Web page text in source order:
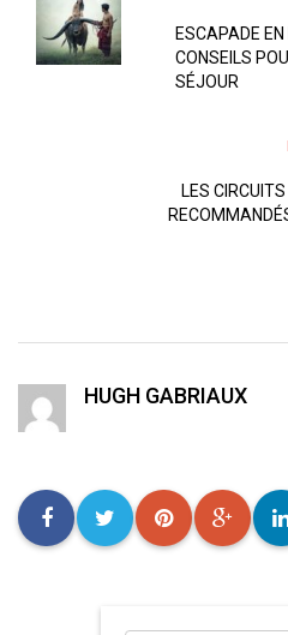
ESCAPADE
CONSEILS
SÉJOUR
LES
HUGH GABRIAUX